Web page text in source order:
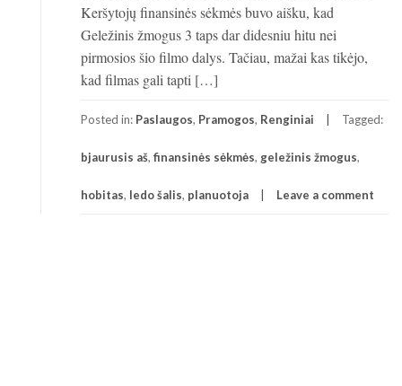
Keršytojų finansinės sėkmės buvo aišku, kad
Geležinis žmogus 3 taps dar didesniu hitu nei
pirmosios šio filmo dalys. Tačiau, mažai kas tikėjo,
kad filmas gali tapti […]
Posted in: Paslaugos, Pramogos, Renginiai Tagged:
bjaurusis aš, finansinės sėkmės, geležinis žmogus,
hobitas, ledo šalis, planuotoja Leave a comment